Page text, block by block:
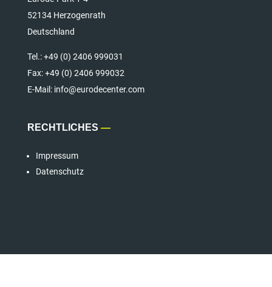
52134 Herzogenrath
Deutschland
Tel.:+49 (0) 2406 999031
Fax:+49 (0) 2406 999032
E-Mail: info@eurodecenter.com
RECHTLICHES —
Impressum
Datenschutz